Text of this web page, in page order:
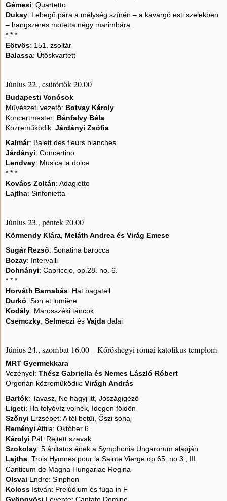
Gémesi: Quartetto
Dukay: Lebegő pára a mélység színén – a kavargó esti szelekben
– hangszeres motetta négy marimbára
* * *
Eötvös: 151. zsoltár
Balassa: Ütőskvartett
Június 22., csütörtök 20.00
Budapesti Vonósok
Művészeti vezető: Botvay Károly
Koncertmester: Bánfalvy Béla
Közreműködik: Járdányi Zsófia
Kalmár: Balett des fleurs blanches
Járdányi: Concertino
Lendvay: Musica la dolce
* * *
Kovács Zoltán: Adagietto
Lajtha: Sinfonietta
Június 23., péntek 20.00
Körmendy Klára, Meláth Andrea és Virág Emese
Sugár Rezső: Sonatina barocca
Bozay: Intervalli
Dohnányi: Capriccio, op.28. no. 6.
* * *
Horváth Barnabás: Hat bagatell
Durkó: Son et lumière
Kodály: Marosszéki táncok
Csemczky Selmeczi és Vajda dalai
Június 24., szombat 16.00 – Kőröshegyi római katolikus templom
MRT Gyermekkara
Vezényel: Thész Gabriella és Nemes László Róbert
Orgonán közreműködik: Virágh András
Bartók: Tavasz, Ne hagyj itt, Jószágigéző
Ligeti: Ha folyóvíz volnék, Idegen földön
Szőnyi Erzsébet: A tél betűi, Őszi sóhaj
Reményi Attila: Október 6.
Károlyi Pál: Rejtett szavak
Szokolay: 5 áhitatos ének a Symphonia Ungarorum alapján
Lajtha: Trois Hymnes pour la Sainte Vierge op.65. no.3., III.
Canticum de Magna Hungariae Regina
Olsvai Endre: Sinphon
Koloss István: Prelúdium és fúga in F